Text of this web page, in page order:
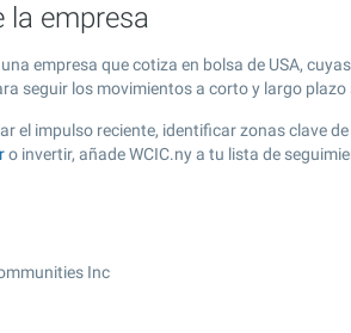
la empresa
empresa que cotiza en bolsa de USA, cuyas
seguir los movimientos a corto y largo
el impulso reciente, identificar zonas clave
o invertir, añade WCIC.ny a tu lista de
Inc